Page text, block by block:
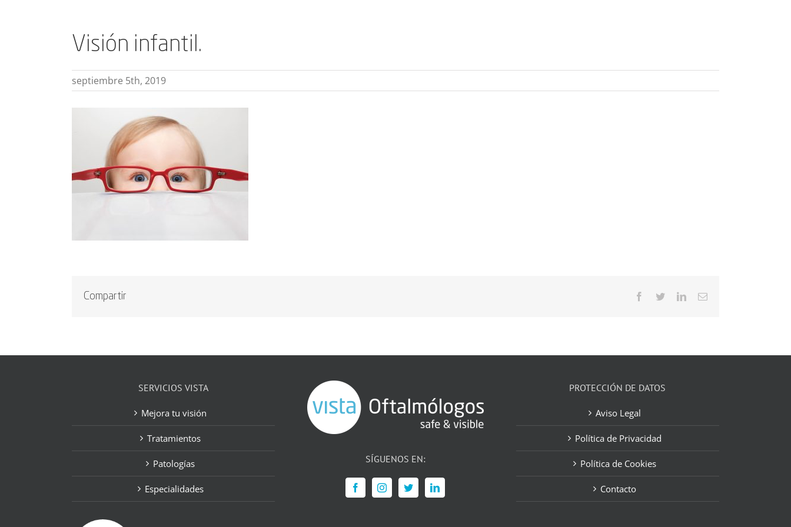
Visión infantil.
septiembre 5th, 2019
Compartir Facebook
TwitterLinkedInCorreo
SERVICIOS VISTA
Mejora tu visión
Tratamientos
Patologías
Especialidades
SÍGUENOS EN:
PROTECCIÓN DE DATOS
Aviso Legal
Política de Privacidad
Política de Cookies
Contacto